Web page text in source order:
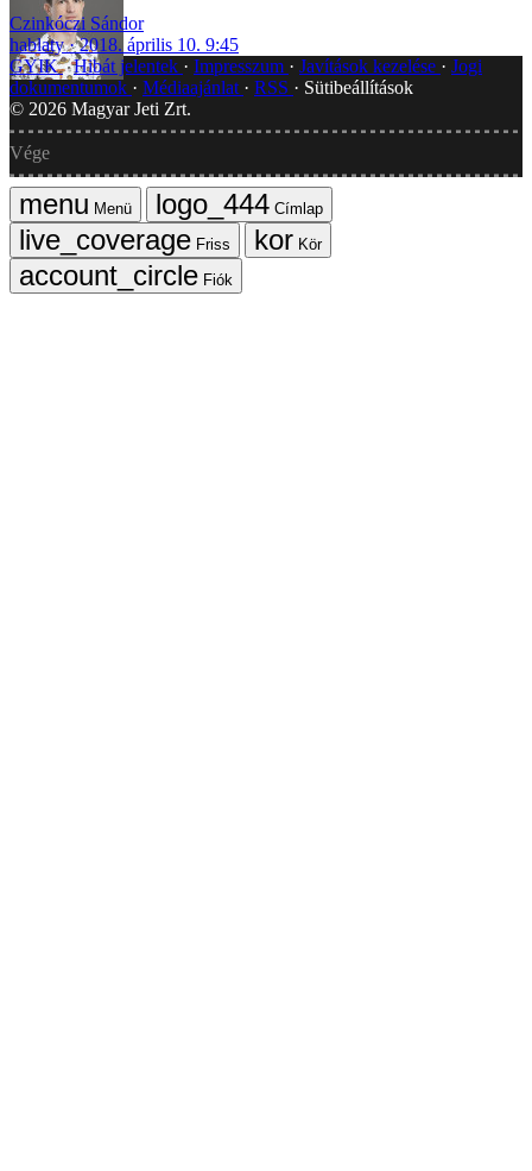
Czinkóczi Sándor
hablaty
2018. április 10. 9:45
GYIK Hibát jelentek Impresszum Javítások kezelése
Jogi
dokumentumok
Médiaajánlat RSS
Sütibeállítások
© 2026 Magyar Jeti Zrt.
Vége
Menü
Címlap
Friss
Kör
Fiók